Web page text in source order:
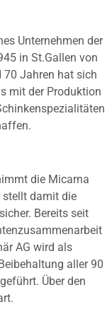
Unternehmen der
in St.Gallen von
70 Jahren hat sich
mit der Produktion
die Micarna
stellt damit die
Bereits seit
AG wird als
aller 90
Über den